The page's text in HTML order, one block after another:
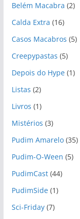
v
o
s
Belém Macabra (2)
Calda Extra (16)
Casos Macabros (5)
Creepypastas (5)
Depois do Hype(1)
Listas (2)
Livros (1)
Mistérios (3)
Pudim Amarelo(35)
Pudim-O-Ween (5)
PudimCast(44)
PudimSide(1)
Sci-Friday(7)